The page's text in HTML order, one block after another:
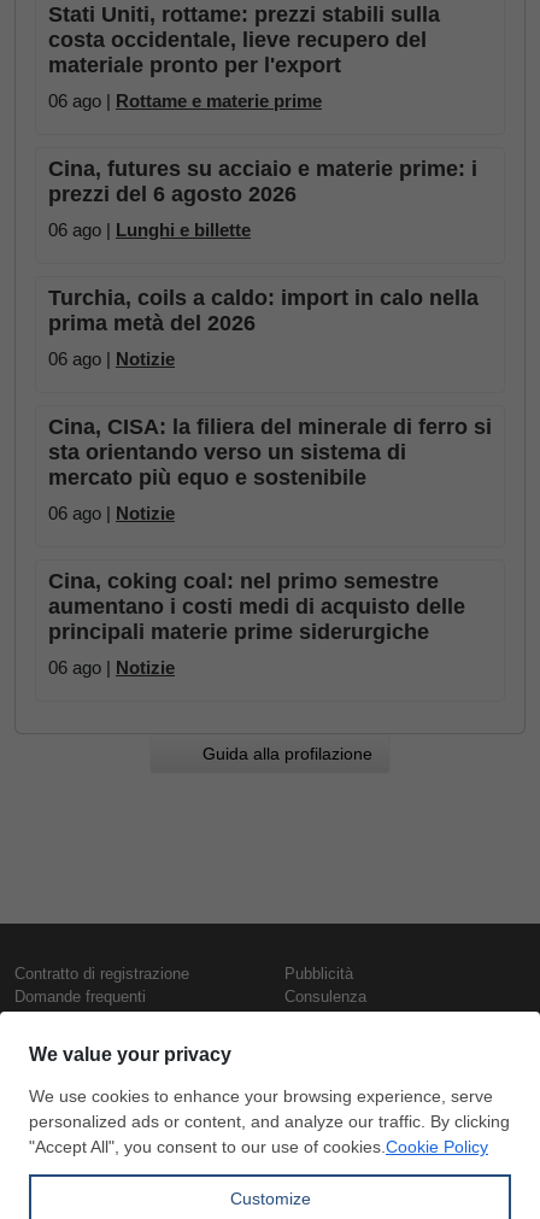
Stati Uniti, rottame: prezzi stabili sulla
costa occidentale, lieve recupero del
materiale pronto per l'export
06 ago | Rottame e materie prime
Cina, futures su acciaio e materie prime: i
prezzi del 6 agosto 2026
06 ago | Lunghi e billette
Turchia, coils a caldo: import in calo nella
prima metà del 2026
06 ago | Notizie
Cina, CISA: la filiera del minerale di ferro si
sta orientando verso un sistema di
mercato più equo e sostenibile
06 ago | Notizie
Cina, coking coal: nel primo semestre
aumentano i costi medi di acquisto delle
principali materie prime siderurgiche
06 ago | Notizie
Guida alla profilazione
Contratto di registrazione
Domande frequenti
Contattaci
Termini di utilizzo
Pubblicità
Consulenza
Prezzi e indici
Marketplace Inc.
Tutti i diritti riservati